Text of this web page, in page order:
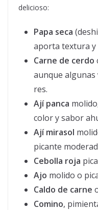
delicioso:
Papa seca
aporta textura y
Carne de cerdo
aunque
res.
Ají panca
color y sabor
Ají mirasol
picante
Cebolla roja
Ajo molido o
Caldo de carne
Comino,